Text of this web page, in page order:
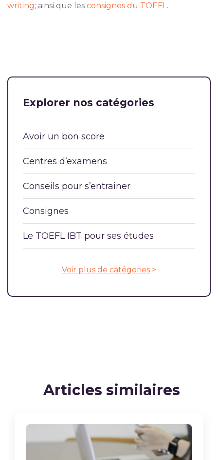
writing; ainsi que les consignes du TOEFL .
Explorer nos catégories
Avoir un bon score
Centres d’examens
Conseils pour s’entrainer
Consignes
Le TOEFL IBT pour ses études
Voir plus de catégories >
Articles similaires